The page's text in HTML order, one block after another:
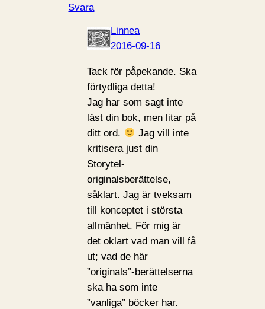
Svara
Linnea
2016-09-16
Tack för påpekande. Ska
förtydliga detta!
Jag har som sagt inte
läst din bok, men litar på
ditt ord.
Jag vill inte
kritisera just din
Storytel-
originalsberättelse,
såklart. Jag är tveksam
till konceptet i största
allmänhet. För mig är
det oklart vad man vill få
ut; vad de här
”originals”-berättelserna
ska ha som inte
”vanliga” böcker har.